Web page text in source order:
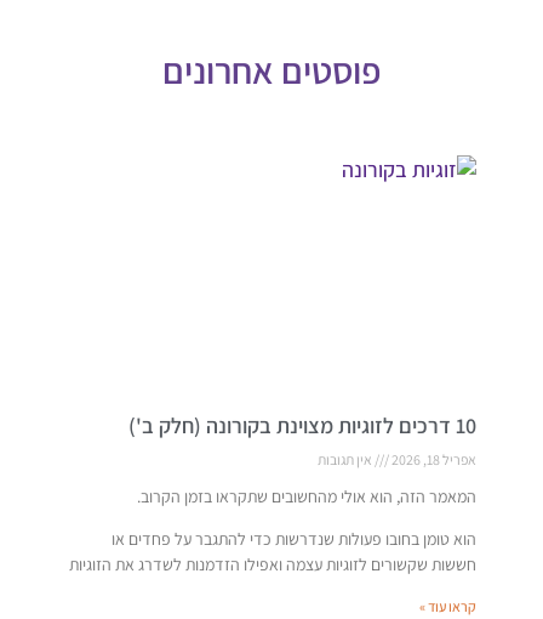
פוסטים אחרונים
10 דרכים לזוגיות מצוינת בקורונה (חלק ב')
אפריל 18, 2026 אין תגובות
המאמר הזה, הוא אולי מהחשובים שתקראו בזמן הקרוב.
הוא טומן בחובו פעולות שנדרשות כדי להתגבר על פחדים או
חששות שקשורים לזוגיות עצמה ואפילו הזדמנות לשדרג את הזוגיות
קראו עוד »